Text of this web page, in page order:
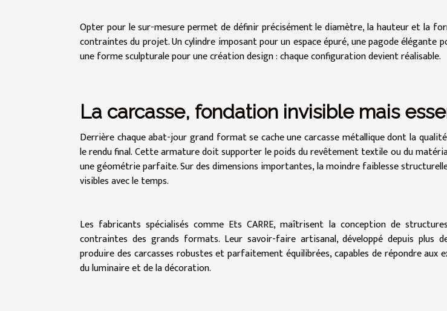
Opter pour le sur-mesure permet de définir précisément le diamètre, la hauteur et la
contraintes du projet. Un cylindre imposant pour un espace épuré, une pagode élégante
une forme sculpturale pour une création design : chaque configuration devient réalisable.
La carcasse, fondation invisible mais
Derrière chaque abat-jour grand format se cache une carcasse métallique dont la
le rendu final. Cette armature doit supporter le poids du revêtement textile ou du
une géométrie parfaite. Sur des dimensions importantes, la moindre faiblesse
visibles avec le temps.
Les fabricants spécialisés comme Ets CARRE, maîtrisent la conception de
contraintes des grands formats. Leur savoir-faire artisanal, développé depuis plus
produire des carcasses robustes et parfaitement équilibrées, capables de répondre aux
du luminaire et de la décoration.